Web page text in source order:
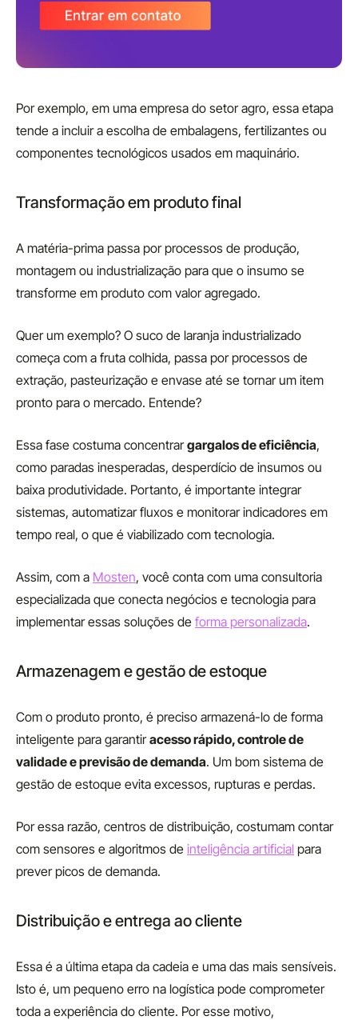
Por exemplo, em uma empresa do setor agro, essa etapa
tende a incluir a escolha de embalagens, fertilizantes ou
componentes tecnológicos usados em maquinário.
Transformação em produto final
A matéria-prima passa por processos de produção,
montagem ou industrialização para que o insumo se
transforme em produto com valor agregado.
Quer um exemplo? O suco de laranja industrializado
começa com a fruta colhida, passa por processos de
extração, pasteurização e envase até se tornar um item
pronto para o mercado. Entende?
Essa fase costuma concentrargargalos de eficiência,
como paradas inesperadas, desperdício de insumos ou
baixa produtividade. Portanto, é importante integrar
sistemas, automatizar fluxos e monitorar indicadores em
tempo real, o que é viabilizado com tecnologia.
Assim, com a Mosten, você conta com uma consultoria
especializada que conecta negócios e tecnologia para
implementar essas soluções de forma personalizada.
Armazenagem e gestão de estoque
Com o produto pronto, é preciso armazená-lo de forma
inteligente para garantiracesso rápido, controle de
validade e previsão de demanda. Um bom sistema de
gestão de estoque evita excessos, rupturas e perdas.
Por essa razão, centros de distribuição, costumam contar
com sensores e algoritmos de inteligência artificial para
prever picos de demanda.
Distribuição e entrega ao cliente
Essa é a última etapa da cadeia e uma das mais sensíveis.
Isto é, um pequeno erro na logística pode comprometer
toda a experiência do cliente. Por esse motivo,